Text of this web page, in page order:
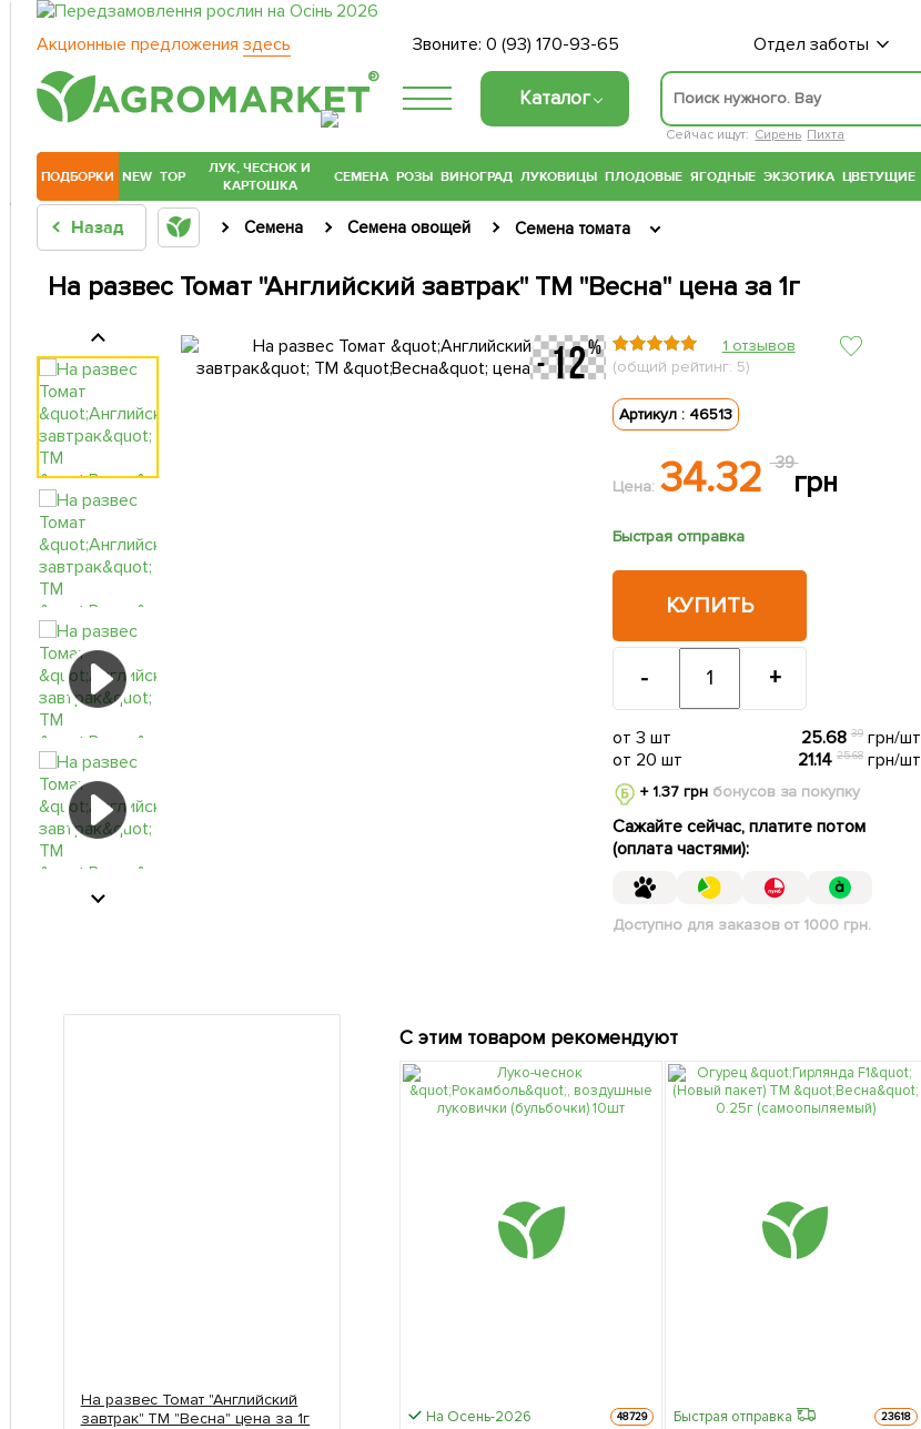
Акционные предложения здесь Звоните:0 (93) 170-93-65 Отдел заботы
®
Каталог
Сейчас ищут: Сирень Пихта
ПОДБОРКИ NEW TOP
ЛУК, ЧЕСНОК И
КАРТОШКА
СЕМЕНА РОЗЫ ВИНОГРАД ЛУКОВИЦЫ ПЛОДОВЫЕ ЯГОДНЫЕ ЭКЗОТИКА ЦВЕТУЩИЕ
Назад Семена Семена овощей Семена томата
На развес Томат "Английский завтрак" ТМ "Весна" цена за 1г
1 отзывов
(общий рейтинг: 5)
Артикул : 46513
Цена: 34.32 39
грн
Быстрая отправка
КУПИТЬ
- +
от 3 шт 25.68 39грн/шт
от 20 шт
21.14 25.68грн/шт
+ 1.37 грнбонусов за покупку
Сажайте сейчас, платите потом
(оплата частями):
Доступно для заказов от 1000 грн.
На развес Томат "Английский
завтрак" ТМ "Весна" цена за 1г
С этим товаром рекомендуют
На Осень-2026 48729 Быстрая отправка 23618